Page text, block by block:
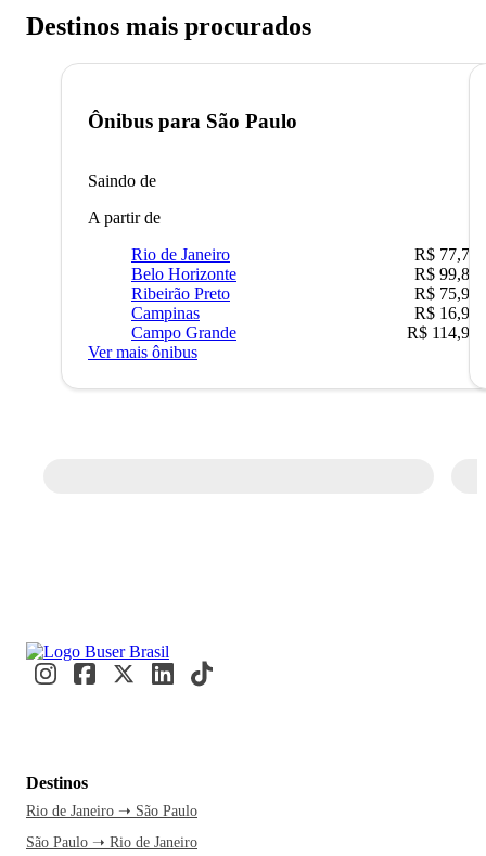
Destinos mais procurados
Ônibus para São Paulo
Saindo de
A partir de
Rio de Janeiro
R$ 77,70
Belo Horizonte
R$ 99,89
Ribeirão Preto
R$ 75,90
Campinas
R$ 16,90
Campo Grande
R$ 114,90
Ver mais ônibus
Destinos
Rio de Janeiro ➝ São Paulo
São Paulo ➝ Rio de Janeiro